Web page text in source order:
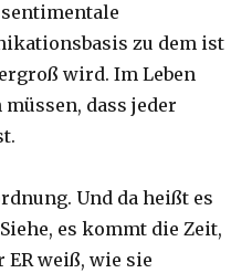
zu dem ist
wird. Im Leben
dass jeder
Und da heißt es
es kommt die Zeit,
ER weiß, wie sie